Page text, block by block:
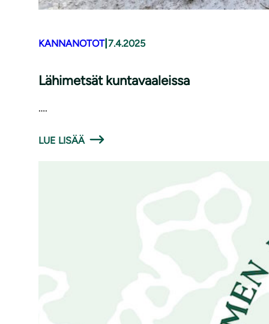
KANNANOTOT| 7.4.2025
Lähimetsät kuntavaaleissa
….
LUE LISÄÄ